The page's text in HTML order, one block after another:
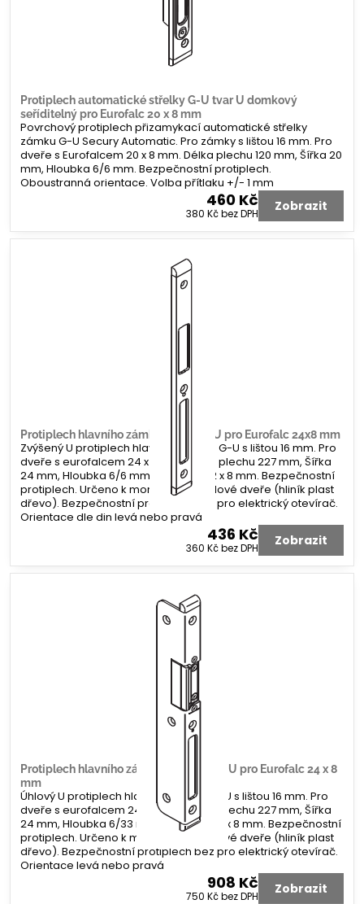
Protiplech automatické střelky G-U tvar U domkový
seříditelný pro Eurofalc 20 x 8 mm
Povrchový protiplech přizamykací automatické střelky
zámku G-U Secury Automatic. Pro zámky s lištou 16 mm. Pro
dveře s Eurofalcem 20 x 8 mm. Délka plechu 120 mm, Šířka 20
mm, Hloubka 6/6 mm. Bezpečnostní protiplech.
Oboustranná orientace. Volba přítlaku +/- 1 mm
460 Kč
380 Kčbez DPH Zobrazit
Protiplech hlavního zámku G-U tvar U pro Eurofalc 24x8 mm
Zvýšený U protiplech hlavního zámku G-U s lištou 16 mm. Pro
dveře s eurofalcem 24 x 8 mm. Délka plechu 227 mm, Šířka
24 mm, Hloubka 6/6 mm. Koncovka 2 x 8 mm. Bezpečnostní
protiplech. Určeno k montáži na profilové dveře (hliník plast
dřevo). Bezpečnostní protiplech bez pro elektrický otevírač.
Orientace dle din levá nebo pravá
436 Kč
360 Kčbez DPH Zobrazit
Protiplech hlavního zámku G-U úhlový U pro Eurofalc 24 x 8
mm
Úhlový U protiplech hlavního zámku G-U s lištou 16 mm. Pro
dveře s eurofalcem 24 x 8 mm. Délka plechu 227 mm, Šířka
24 mm, Hloubka 6/33 mm. Koncovka 2 x 8 mm. Bezpečnostní
protiplech. Určeno k montáži na profilové dveře (hliník plast
dřevo). Bezpečnostní protiplech bez pro elektrický otevírač.
Orientace levá nebo pravá
908 Kč
750 Kčbez DPH Zobrazit